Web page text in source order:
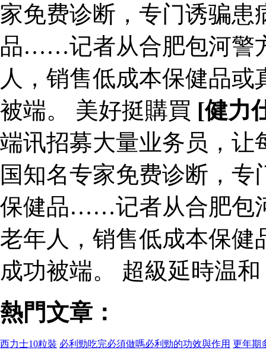
家免费诊断，专门诱骗
品……记者从合肥包河警
人，销售低成本保健品
被端。 美好挺購買 [健力
端讯招募大量业务员，让
国知名专家免费诊断，
保健品……记者从合肥包
老年人，销售低成本保健
成功被端。 超級延時温和
熱門文章：
西力士10粒裝 必利勁吃完必須做嗎必利勁的功效與作用 更年期